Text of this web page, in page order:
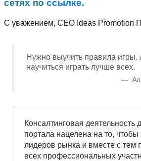
сетях по ссылке.
С уважением, CEO Ideas Promotion
Нужно выучить правила игры.
научиться играть лучше всех.
Консалтинговая деятельность
портала нацелена на то,
лидеров рынка и вместе с тем
всех профессиональных